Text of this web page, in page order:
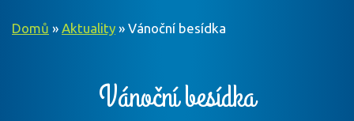
Domů » Aktuality » Vánoční besídka
Vánoční besídka